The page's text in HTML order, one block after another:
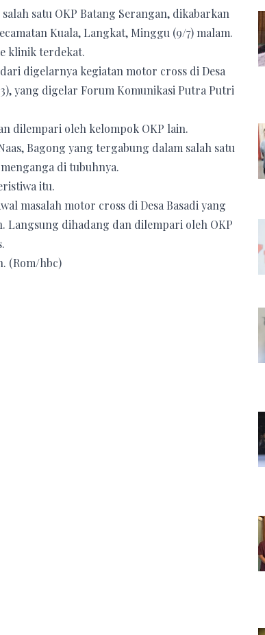
satu OKP Batang Serangan, dikabarkan
Kuala, Langkat, Minggu (9/7) malam.
klinik terdekat.
digelarnya kegiatan motor cross di Desa
yang digelar Forum Komunikasi Putra Putri
dilempari oleh kelompok OKP lain.
Bagong yang tergabung dalam salah satu
di tubuhnya.
itu.
masalah motor cross di Desa Basadi yang
Langsung dihadang dan dilempari oleh OKP
(Rom/hbc)